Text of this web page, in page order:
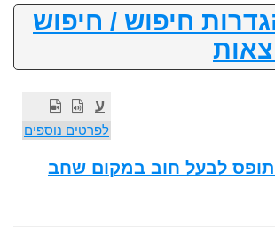
חיפוש / חיפוש
ע
לפרטים נוספים
#09 - התופס לבעל חוב במקום שחב